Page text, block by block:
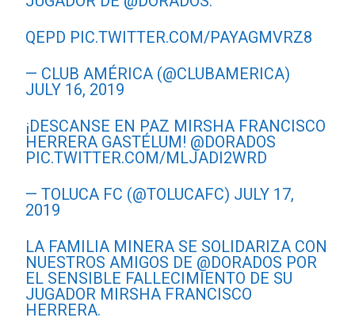
QEPD PIC.TWITTER.COM/PAYAGMVRZ8
— CLUB AMÉRICA (@CLUBAMERICA)
JULY 16, 2019
¡DESCANSE EN PAZ MIRSHA FRANCISCO
HERRERA GASTÉLUM! @DORADOS
PIC.TWITTER.COM/MLJADI2WRD
— TOLUCA FC (@TOLUCAFC) JULY 17,
2019
LA FAMILIA MINERA SE SOLIDARIZA CON
NUESTROS AMIGOS DE @DORADOS POR
EL SENSIBLE FALLECIMIENTO DE SU
JUGADOR MIRSHA FRANCISCO
HERRERA.